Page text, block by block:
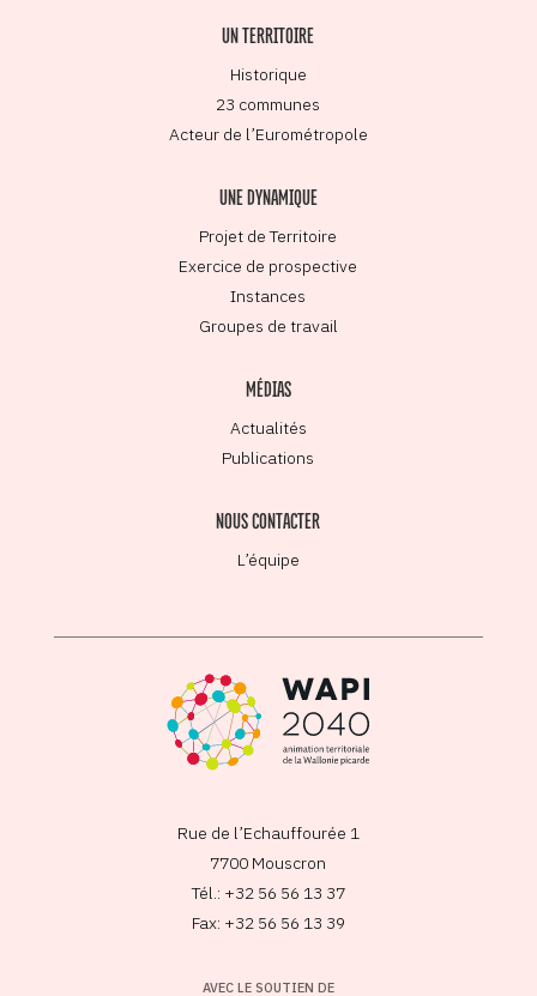
UN TERRITOIRE
Historique
23 communes
Acteur de l’Eurométropole
UNE DYNAMIQUE
Projet de Territoire
Exercice de prospective
Instances
Groupes de travail
MÉDIAS
Actualités
Publications
NOUS CONTACTER
L’équipe
Rue de l’Echauffourée 1
7700 Mouscron
Tél.: +32 56 56 13 37
Fax: +32 56 56 13 39
AVEC LE SOUTIEN DE